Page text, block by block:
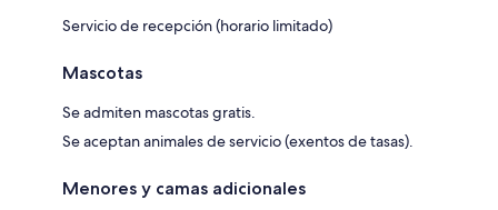
Servicio de recepción (horario limitado)
Mascotas
Se admiten mascotas gratis.
Se aceptan animales de servicio (exentos de tasas).
Menores y camas adicionales